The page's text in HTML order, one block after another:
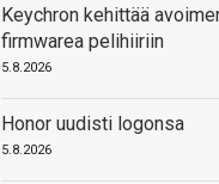
Keychron kehittää
firmwarea pelihiiriin
5.8.2026
Honor uudisti logonsa
5.8.2026